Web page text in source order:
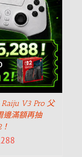
V3 Pro 父
邊滿額再抽